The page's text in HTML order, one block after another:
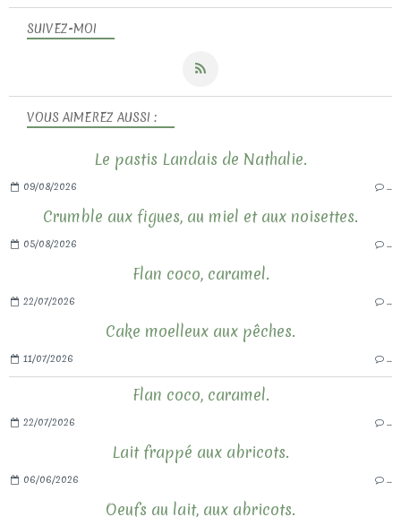
SUIVEZ-MOI
VOUS AIMEREZ AUSSI :
Le pastis Landais de Nathalie.
09/08/2026
Crumble aux figues, au miel et aux noisettes.
05/08/2026
Flan coco, caramel.
22/07/2026
Cake moelleux aux pêches.
11/07/2026
Flan coco, caramel.
22/07/2026
Lait frappé aux abricots.
06/06/2026
Oeufs au lait, aux abricots.